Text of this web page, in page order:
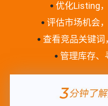
优化Listing
评估市场机会
查看竞品关键词
管理库存、